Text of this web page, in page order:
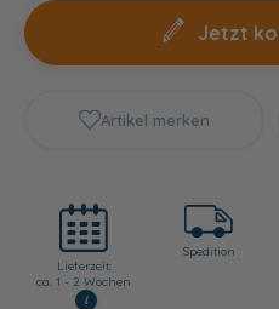
Jetzt
Artikel merken
Lieferzeit:
ca. 1 - 2 Wochen
i
Spedition